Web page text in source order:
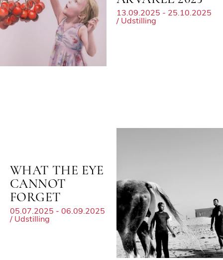
13.09.2025 - 25.10.2025
/ Udstilling
WHAT THE EYE
CANNOT
FORGET
05.07.2025 - 06.09.2025
/ Udstilling